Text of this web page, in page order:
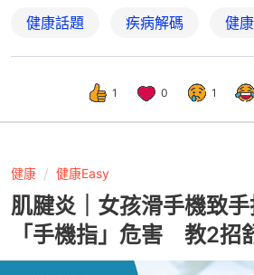
健康話題 疾病解碼 健
1 0 1
健康 健康Easy
肌腱炎｜女孩滑手機致
「手機指」危害 教2招